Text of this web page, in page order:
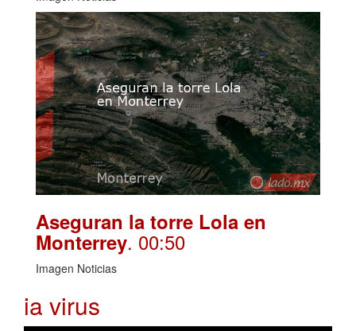
Aseguran la torre Lola en
Monterrey. 00:50
Imagen Noticias
ia virus